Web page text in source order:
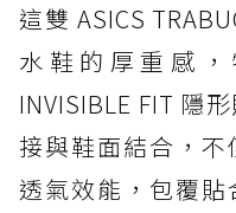
這雙 ASICS
水鞋的厚重感，
INVISIBLE FIT 隱
接與鞋面結合，
透氣效能，包覆